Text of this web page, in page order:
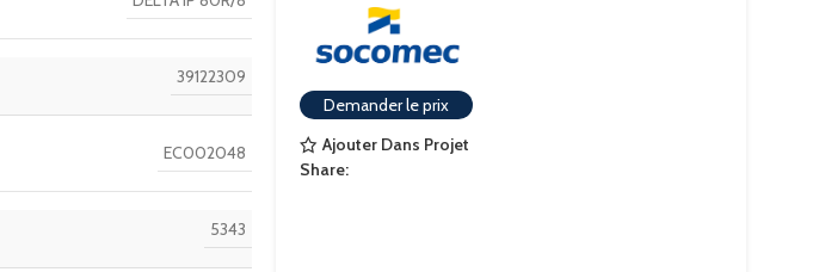
39122309
EC002048
5343
Demander le prix
Ajouter Dans Projet
Share: